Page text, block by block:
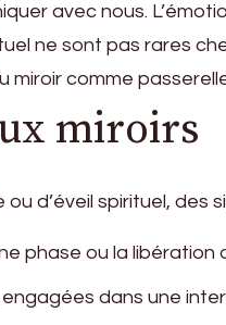
avec nous.
ne sont pas rares
comme
miroirs
d’éveil spirituel, des
phase ou la libération
dans une